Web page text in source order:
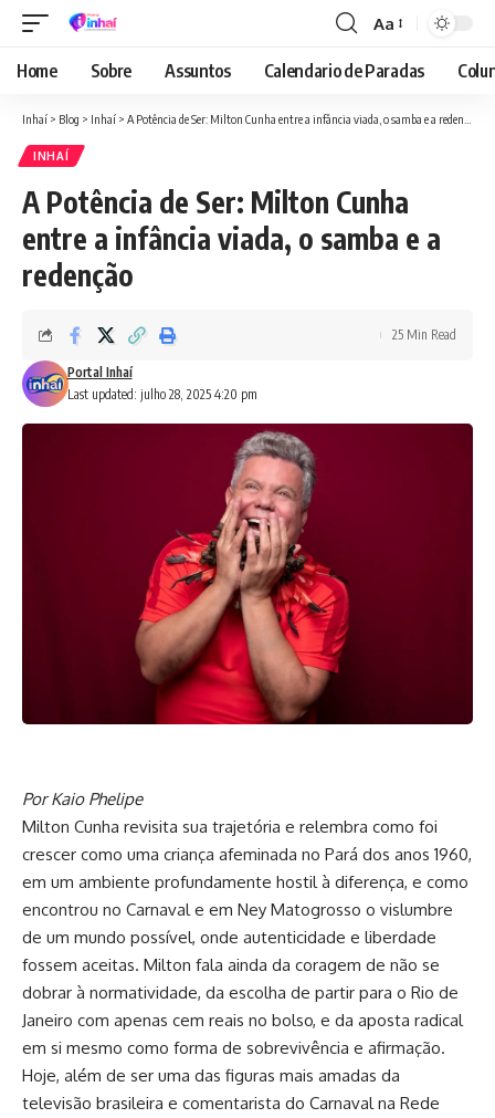
Font
Resizer
Aa
Home Sobre Assuntos Calendario de Paradas
Inhaí > Blog > Inhaí > A Potência de Ser: Milton Cunha entre a infância viada, o samba e a redenção
INHAÍ
A Potência de Ser: Milton Cunha
entre a infância viada, o samba e a
redenção
Last updated: julho 28, 2025 4:20 pm
Portal Inhaí
25 Min Read
Por Kaio Phelipe
Milton Cunha revisita sua trajetória e relembra como foi
crescer como uma criança afeminada no Pará dos anos 1960,
em um ambiente profundamente hostil à diferença, e como
encontrou no Carnaval e em Ney Matogrosso o vislumbre
de um mundo possível, onde autenticidade e liberdade
fossem aceitas. Milton fala ainda da coragem de não se
dobrar à normatividade, da escolha de partir para o Rio de
Janeiro com apenas cem reais no bolso, e da aposta radical
em si mesmo como forma de sobrevivência e afirmação.
Hoje, além de ser uma das figuras mais amadas da
televisão brasileira e comentarista do Carnaval na Rede